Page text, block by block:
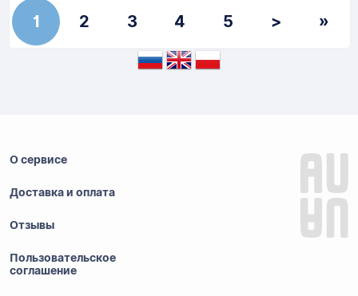
1 2 3 4 5 > »
О сервисе
Доставка и оплата
Отзывы
Пользовательское
соглашение